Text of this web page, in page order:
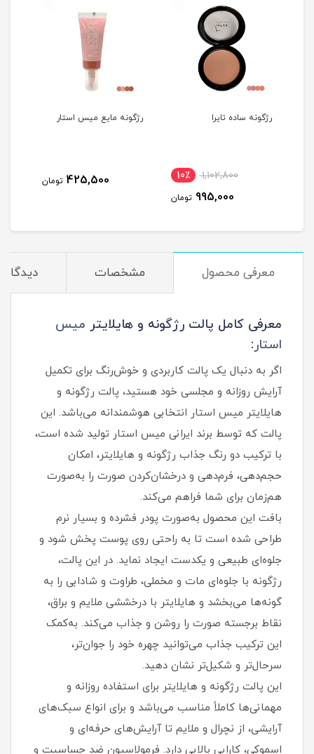
رژگونه ساده تایرا
1,102,800 10٪
995,000 تومان
رژگونه مایع میس استار
425,500 تومان
معرفی محصول مشخصات
معرفی کامل پالت رژگونه و هایلایتر میس
استار:
اگر به‌ دنبال یک پالت کاربردی و خوش‌رنگ برای تکمیل
آرایش روزانه و مجلسی خود هستید، پالت رژگونه و
هایلایتر میس استار انتخابی هوشمندانه می‌باشد. این
پالت که توسط برند ایرانی میس استار تولید شده است،
با ترکیب دو رنگ جذاب رژگونه و هایلایتر، امکان
حجم‌دهی، فرم‌دهی و درخشان‌کردن صورت را به‌صورت
هم‌زمان برای شما فراهم می‌کند.
بافت این محصول به‌صورت پودر فشرده و بسیار نرم
طراحی شده است تا به‌ راحتی روی پوست پخش شود و
جلوه‌ای طبیعی و یکدست ایجاد نماید. در این پالت،
رژگونه با جلوه‌ای مات و مخملی، طراوت و شادابی را به
گونه‌ها می‌بخشد و هایلایتر با درخششی ملایم و براق،
نقاط برجسته صورت را روشن و جذاب می‌کند. به‌کمک
این ترکیب جذاب می‌توانید چهره خود را جوان‌تر،
سرحال‌تر و شکیل‌تر نشان دهید.
این پالت رژگونه و هایلایتر برای استفاده روزانه و
مهمانی‌ها کاملاً مناسب می‌باشد و برای انواع سبک‌های
آرایشی، از نچرال و ملایم تا آرایش‌های حرفه‌ای و
اسموکی، کارایی بالایی دارد. فرمولاسیون ضد حساسیت و